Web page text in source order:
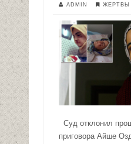
ADMIN ЖЕРТВЫ
Суд отклонил
приговора Айше